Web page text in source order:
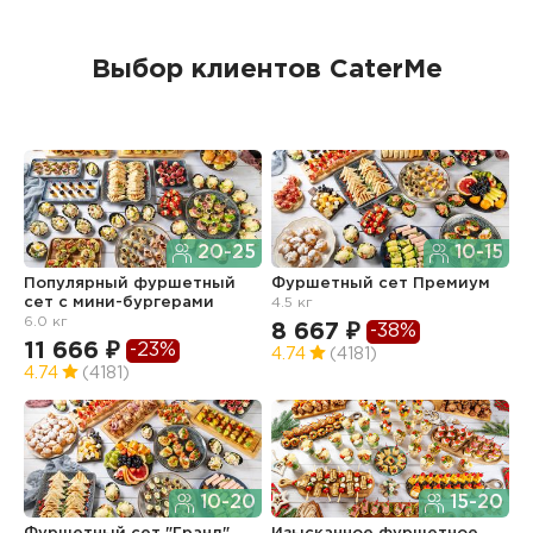
Выбор клиентов CaterMe
20-25
Популярный фуршетный
сет c мини-бургерами
6.0 кг
11 666 ₽ -23%
4.74 (4181)
10-15
Фуршетный сет Премиум
4.5 кг
8 667 ₽ -38%
4.74 (4181)
10-20 15-20